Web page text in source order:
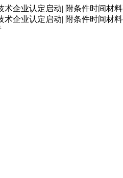
术企业认定启动| 附条件时间材
术企业认定启动| 附条件时间材